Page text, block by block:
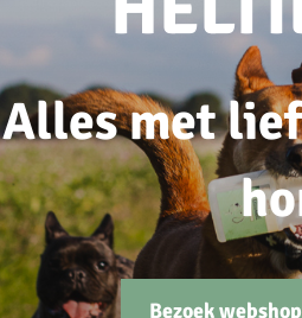
Alles met
Bezoek